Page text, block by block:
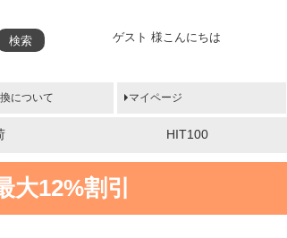
ゲスト 様こんにちは
検索
について マイページ
HIT100
12%割引